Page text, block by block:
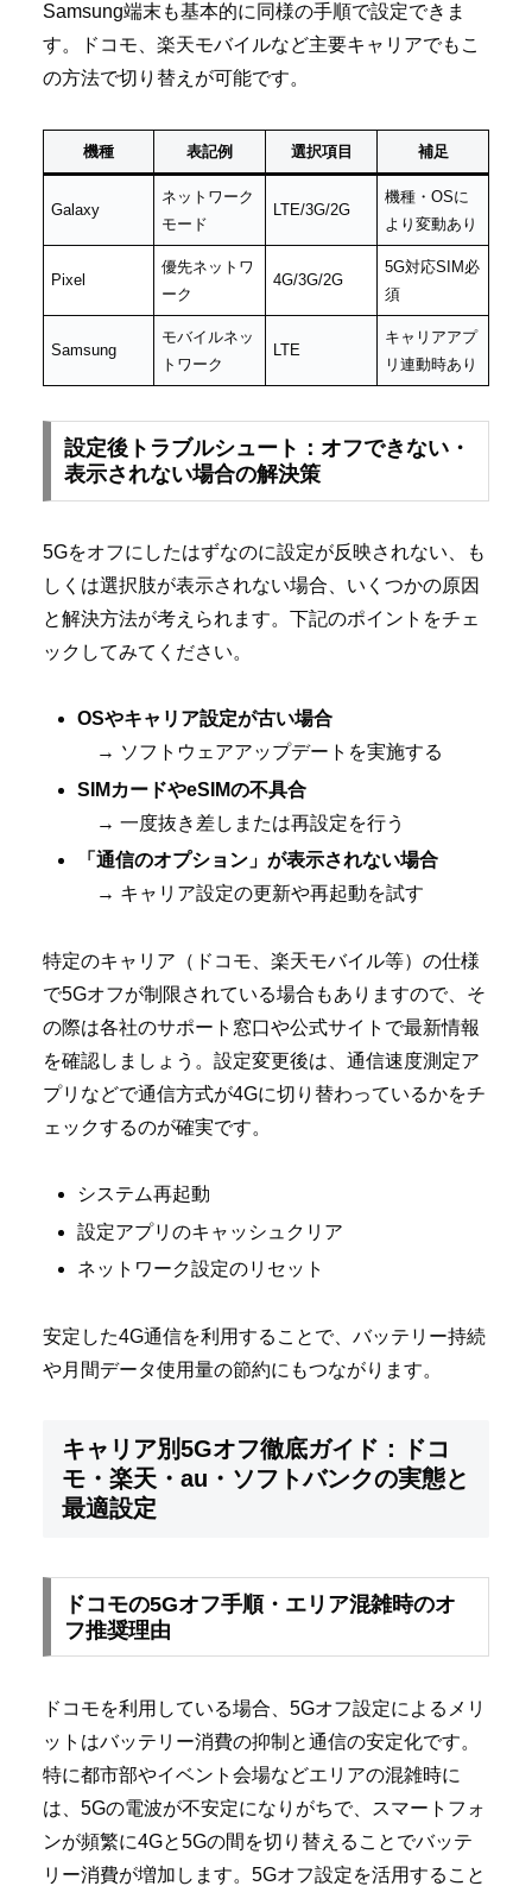
Samsung端末も基本的に同様の手順で設定できま
す。ドコモ、楽天モバイルなど主要キャリアでもこ
の方法で切り替えが可能です。
機種 表記例 選択項目 補足
Galaxy
ネットワーク
モード
LTE/3G/2G
機種・OSに
より変動あり
Pixel
優先ネットワ
ーク
4G/3G/2G
5G対応SIM必
須
Samsung
モバイルネッ
トワーク
LTE
キャリアアプ
リ連動時あり
設定後トラブルシュート：オフできない・
表示されない場合の解決策
5Gをオフにしたはずなのに設定が反映されない、も
しくは選択肢が表示されない場合、いくつかの原因
と解決方法が考えられます。下記のポイントをチェ
ックしてみてください。
OSやキャリア設定が古い場合
→ ソフトウェアアップデートを実施する
SIMカードやeSIMの不具合
→ 一度抜き差しまたは再設定を行う
「通信のオプション」が表示されない場合
→ キャリア設定の更新や再起動を試す
特定のキャリア（ドコモ、楽天モバイル等）の仕様
で5Gオフが制限されている場合もありますので、そ
の際は各社のサポート窓口や公式サイトで最新情報
を確認しましょう。設定変更後は、通信速度測定ア
プリなどで通信方式が4Gに切り替わっているかをチ
ェックするのが確実です。
システム再起動
設定アプリのキャッシュクリア
ネットワーク設定のリセット
安定した4G通信を利用することで、バッテリー持続
や月間データ使用量の節約にもつながります。
キャリア別5Gオフ徹底ガイド：ドコ
モ・楽天・au・ソフトバンクの実態と
最適設定
ドコモの5Gオフ手順・エリア混雑時のオ
フ推奨理由
ドコモを利用している場合、5Gオフ設定によるメリ
ットはバッテリー消費の抑制と通信の安定化です。
特に都市部やイベント会場などエリアの混雑時に
は、5Gの電波が不安定になりがちで、スマートフォ
ンが頻繁に4Gと5Gの間を切り替えることでバッテ
リー消費が増加します。5Gオフ設定を活用すること